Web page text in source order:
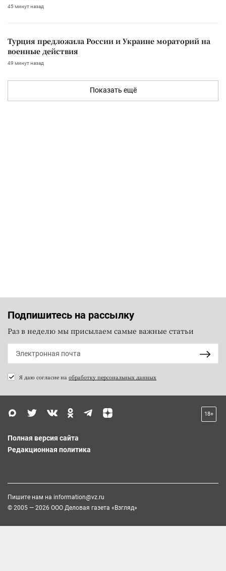
45 минут назад
Турция предложила России и Украине мораторий на
военные действия
49 минут назад
Показать ещё
Подпишитесь на рассылку
Раз в неделю мы присылаем самые важные статьи
Я даю согласие на обработку персональных данных
18+
Полная версия сайта
Редакционная политика
Пишите нам на information@vz.ru
© 2005 — 2026 ООО Деловая газета «Взгляд»